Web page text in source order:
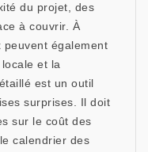
du projet, des
à couvrir. À
peuvent également
et la
est un outil
surprises. Il doit
sur le coût des
calendrier des